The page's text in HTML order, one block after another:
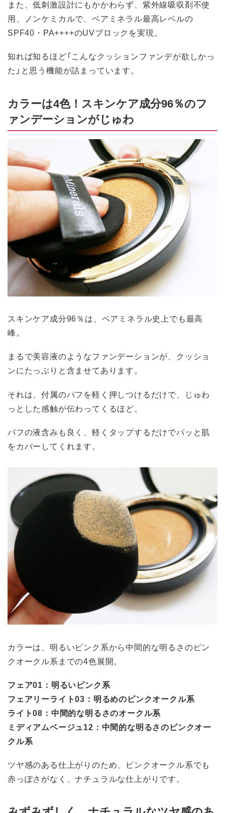
また、低刺激設計にもかかわらず、紫外線吸収剤不使
用、ノンケミカルで、ベアミネラル最高レベルの
SPF40・PA++++のUVブロックを実現。
知れば知るほど「こんなクッションファンデが欲しかっ
た」と思う機能が詰まっています。
カラーは4色！スキンケア成分96％のフ
ァンデーションがじゅわ
スキンケア成分96％は、ベアミネラル史上でも最高
峰。
まるで美容液のようなファンデーションが、クッショ
ンにたっぷりと含ませてあります。
それは、付属のパフを軽く押しつけるだけで、じゅわ
っとした感触が伝わってくるほど。
パフの液含みも良く、軽くタップするだけでパッと肌
をカバーしてくれます。
カラーは、明るいピンク系から中間的な明るさのピン
クオークル系までの4色展開。
フェア01：明るいピンク系
フェアリーライト03：明るめのピンクオークル系
ライト08：中間的な明るさのオークル系
ミディアムベージュ12：中間的な明るさのピンクオー
クル系
ツヤ感のある仕上がりのため、ピンクオークル系でも
赤っぽさがなく、ナチュラルな仕上がりです。